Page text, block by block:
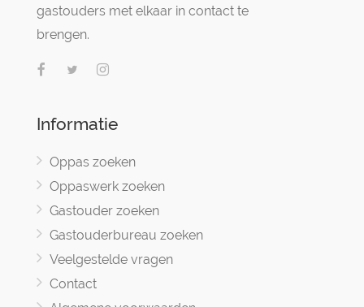
gastouders met elkaar in contact te
brengen.
Informatie
Oppas zoeken
Oppaswerk zoeken
Gastouder zoeken
Gastouderbureau zoeken
Veelgestelde vragen
Contact